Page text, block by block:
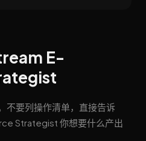
E-
不要列操作清单，直接告诉
Strategist 你想要什么产出